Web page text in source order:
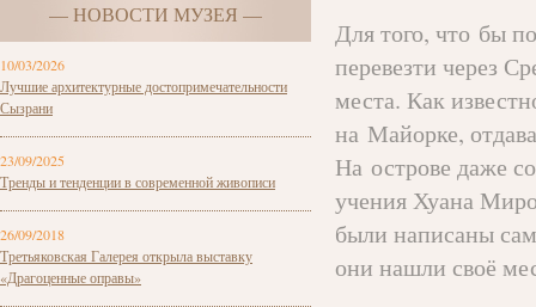
— НОВОСТИ МУЗЕЯ —
10/03/2026
Лучшие архитектурные достопримечательности
Сызрани
23/09/2025
Тренды и тенденции в современной живописи
26/09/2018
Третьяковская Галерея открыла выставку
«Драгоценные оправы»
Для того, что бы
перевезти через
места. Как
на Майорке,
На острове даже
учения Хуана
были написаны
они нашли своё